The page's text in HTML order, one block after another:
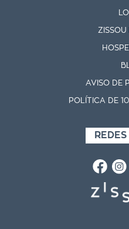
AVISO DE
POLÍTICA DE